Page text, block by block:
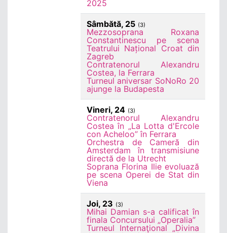
2025
Sâmbătă, 25 (3)
Mezzosoprana Roxana
Constantinescu pe scena
Teatrului Național Croat din
Zagreb
Contratenorul Alexandru
Costea, la Ferrara
Turneul aniversar SoNoRo 20
ajunge la Budapesta
Vineri, 24 (3)
Contratenorul Alexandru
Costea în „La Lotta d'Ercole
con Acheloo” în Ferrara
Orchestra de Cameră din
Amsterdam în transmisiune
directă de la Utrecht
Soprana Florina Ilie evoluază
pe scena Operei de Stat din
Viena
Joi, 23 (3)
Mihai Damian s-a calificat în
finala Concursului „Operalia”
Turneul Internaţional „Divina